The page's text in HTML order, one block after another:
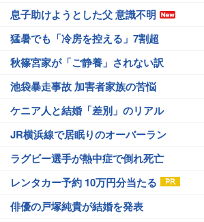
息子助けようとした父 意識不明
猛暑でも「冷房を控える」7割超
秋篠宮家が「ご静養」されない訳
池袋暴走事故 加害者家族の苦悩
ケニア人と結婚「差別」のリアル
JR横浜線で居眠りのオーバーラン
ラグビー選手が熱中症で倒れ死亡
レンタカー予約 10万円分当たる
俳優の戸塚純貴が結婚を発表